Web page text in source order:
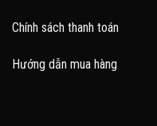
Chính sách thanh toán
Hướng dẫn mua hàng